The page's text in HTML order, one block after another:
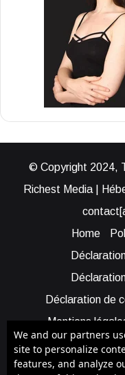
© Copyright 2024,
Richest Media |
Home
Déclaration de
Mentions
Cookie Policy
Qui sommes-
We and our partners
site to personalize
features, and analyze